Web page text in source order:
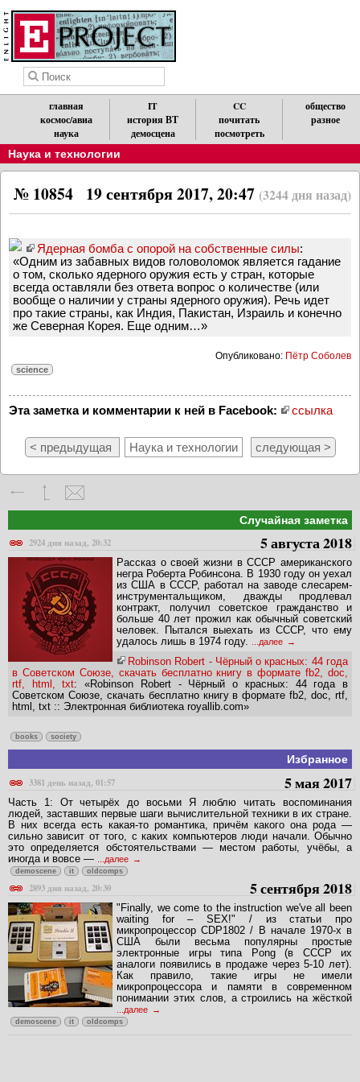
главная
космос/авиа
наука
IT
история ВТ
демосцена
CC
почитать
посмотреть
общество
разное
Наука и технологии
19 сентября 2017, 20:47 (3244 дня назад)
№ 10854
Ядерная бомба с опорой на собственные силы:
«Одним из забавных видов головоломок является гадание
о том, сколько ядерного оружия есть у стран, которые
всегда оставляли без ответа вопрос о количестве (или
вообще о наличии у страны ядерного оружия). Речь идет
про такие страны, как Индия, Пакистан, Израиль и конечно
же Северная Корея. Еще одним…»
Опубликовано: Пётр Соболев
science
Эта заметка и комментарии к ней в Facebook: ссылка
< предыдущая Наука и технологии следующая >
Случайная заметка
2924 дня назад, 20:32
5 августа 2018
Рассказ о своей жизни в СССР американского
негра Роберта Робинсона. В 1930 году он уехал
из США в СССР, работал на заводе слесарем-
инструментальщиком, дважды продлевал
контракт, получил советское гражданство и
больше 40 лет прожил как обычный советский
человек. Пытался выехать из СССР, что ему
удалось лишь в 1974 году.
...далее
Robinson Robert - Чёрный о красных: 44 года
в Советском Союзе, скачать бесплатно книгу в формате fb2, doc,
rtf, html, txt: «Robinson Robert - Чёрный о красных: 44 года в
Советском Союзе, скачать бесплатно книгу в формате fb2, doc, rtf,
html, txt :: Электронная библиотека royallib.com»
books society
Избранное
3381 день назад, 01:57
5 мая 2017
Часть 1: От четырёх до восьми Я люблю читать воспоминания
людей, заставших первые шаги вычислительной техники в их стране.
В них всегда есть какая-то романтика, причём какого она рода —
сильно зависит от того, с каких компьютеров люди начали. Обычно
это определяется обстоятельствами — местом работы, учёбы, а
иногда и вовсе —
...далее
demoscene it oldcomps
2893 дня назад, 20:30 5 сентября 2018
"Finally, we come to the instruction we've all been
waiting for – SEX!" / из статьи про
микропроцессор CDP1802 / В начале 1970-х в
США были весьма популярны простые
электронные игры типа Pong (в СССР их
аналоги появились в продаже через 5-10 лет).
Как правило, такие игры не имели
микропроцессора и памяти в современном
понимании этих слов, а строились на жёсткой
...далее
demoscene it oldcomps